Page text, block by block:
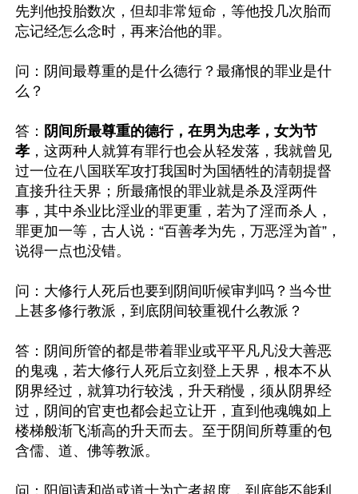
先判他投胎数次，但却非常短命，等他投几次胎而
忘记经怎么念时，再来治他的罪。
问：阴间最尊重的是什么德行？最痛恨的罪业是什
么？
答： 阴间所最尊重的德行，在男为忠孝，女为节
孝 ，这两种人就算有罪行也会从轻发落，我就曾见
过一位在八国联军攻打我国时为国牺牲的清朝提督
直接升往天界；所最痛恨的罪业就是杀及淫两件
事，其中杀业比淫业的罪更重，若为了淫而杀人，
罪更加一等，古人说：“百善孝为先，万恶淫为首”，
说得一点也没错。
问：大修行人死后也要到阴间听候审判吗？当今世
上甚多修行教派，到底阴间较重视什么教派？
答：阴间所管的都是带着罪业或平平凡凡没大善恶
的鬼魂，若大修行人死后立刻登上天界，根本不从
阴界经过，就算功行较浅，升天稍慢，须从阴界经
过，阴间的官吏也都会起立让开，直到他魂魄如上
楼梯般渐飞渐高的升天而去。至于阴间所尊重的包
含儒、道、佛等教派。
问：阳间请和尚或道士为亡者超度，到底能不能利